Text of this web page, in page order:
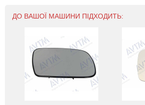
ДО ВАШОЇ МАШИНИ ПІДХОДИТЬ: